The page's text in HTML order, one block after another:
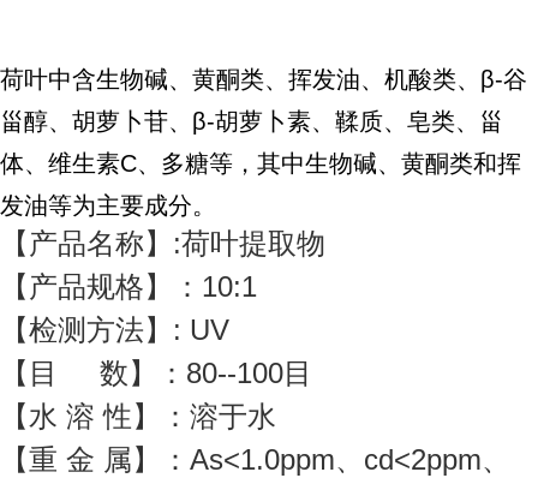
荷叶中含生物碱、黄酮类、挥发油、机酸类、β-谷
甾醇、胡萝卜苷、β-胡萝卜素、鞣质、皂类、甾
体、维生素C、多糖等，其中生物碱、黄酮类和挥
发油等为主要成分。
【产品名称】:荷叶提取物
【产品规格】：10:1
【检测方法】: UV
【目 数】：80--100目
【水 溶 性】：溶于水
【重 金 属】：As<1.0ppm、cd<2ppm、